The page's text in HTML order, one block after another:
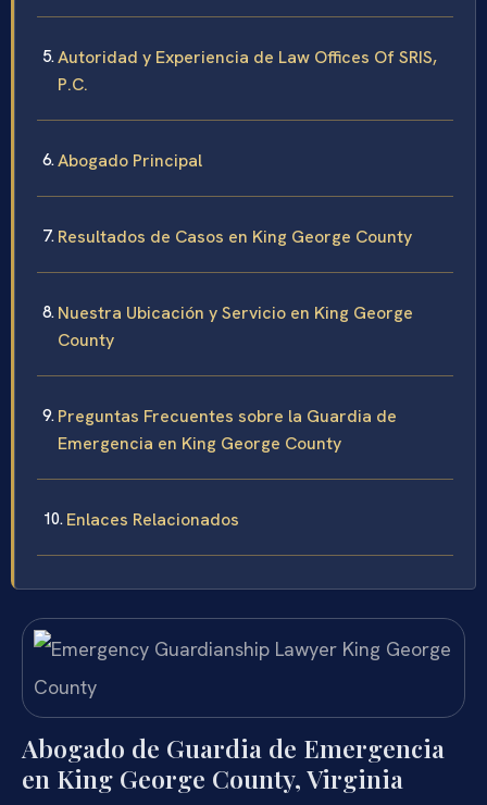
Autoridad y Experiencia de Law Offices Of SRIS,
P.C.
Abogado Principal
Resultados de Casos en King George County
Nuestra Ubicación y Servicio en King George
County
Preguntas Frecuentes sobre la Guardia de
Emergencia en King George County
Enlaces Relacionados
Abogado de Guardia de Emergencia
en King George County, Virginia